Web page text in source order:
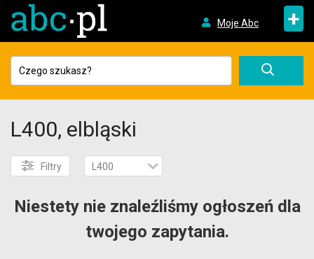
Moje Abc +
L400, elbląski
Filtry L400
Niestety nie znaleźliśmy ogłoszeń dla
twojego zapytania.